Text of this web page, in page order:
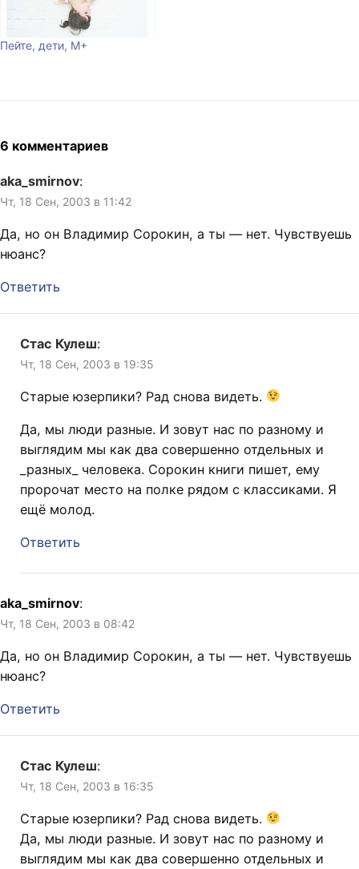
Пейте, дети, М+
6 комментариев
aka_smirnov:
Чт, 18 Сен, 2003 в 11:42
Да, но он Владимир Сорокин, а ты — нет. Чувствуешь
нюанс?
Ответить
Стас Кулеш:
Чт, 18 Сен, 2003 в 19:35
Старые юзерпики? Рад снова видеть.
Да, мы люди разные. И зовут нас по разному и
выглядим мы как два совершенно отдельных и
_разных_ человека. Сорокин книги пишет, ему
пророчат место на полке рядом с классиками. Я
ещё молод.
Ответить
aka_smirnov:
Чт, 18 Сен, 2003 в 08:42
Да, но он Владимир Сорокин, а ты — нет. Чувствуешь
нюанс?
Ответить
Стас Кулеш:
Чт, 18 Сен, 2003 в 16:35
Старые юзерпики? Рад снова видеть.
Да, мы люди разные. И зовут нас по разному и
выглядим мы как два совершенно отдельных и